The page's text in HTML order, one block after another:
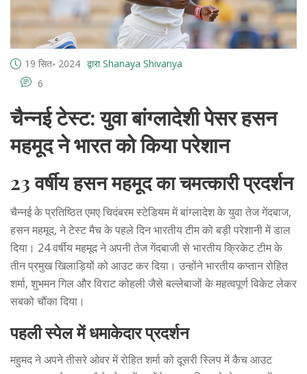
19 सित॰ 2024 द्वारा Shanaya Shivanya
6
चैन्नई टेस्ट: युवा बांग्लादेशी पेसर हसन
महमूद ने भारत को किया परेशान
23 वर्षीय हसन महमूद का चमत्कारी प्रदर्शन
चैन्नई के प्रतिष्ठित एमए चिदंबरम स्टेडियम में बांग्लादेश के युवा तेज गेंदबाज,
हसन महमूद, ने टेस्ट मैच के पहले दिन भारतीय टीम को बड़ी परेशानी में डाल
दिया। 24 वर्षीय महमूद ने अपनी तेज गेंदबाजी से भारतीय क्रिकेट टीम के
तीन प्रमुख खिलाड़ियों को आउट कर दिया। उन्होंने भारतीय कप्तान रोहित
शर्मा, शुभमन गिल और विराट कोहली जैसे बल्लेबाजों के महत्वपूर्ण विकेट लेकर
सबको चौंका दिया।
पहली स्पेल में धमाकेदार प्रदर्शन
महुमद ने अपने तीसरे ओवर में रोहित शर्मा को दूसरी स्लिप में कैच आउट